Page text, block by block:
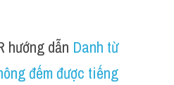
hướng dẫn Danh từ
đếm được tiếng